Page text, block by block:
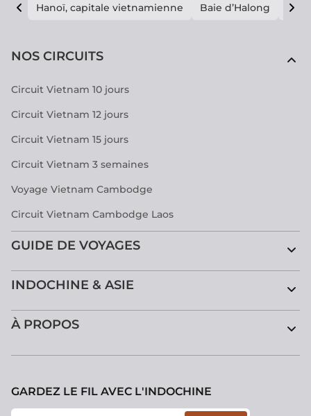
Hanoï, capitale vietnamienne Baie d’Halong E
NOS CIRCUITS
Circuit Vietnam 10 jours
Circuit Vietnam 12 jours
Circuit Vietnam 15 jours
Circuit Vietnam 3 semaines
Voyage Vietnam Cambodge
Circuit Vietnam Cambodge Laos
GUIDE DE VOYAGES
INDOCHINE & ASIE
À PROPOS
GARDEZ LE FIL AVEC L'INDOCHINE